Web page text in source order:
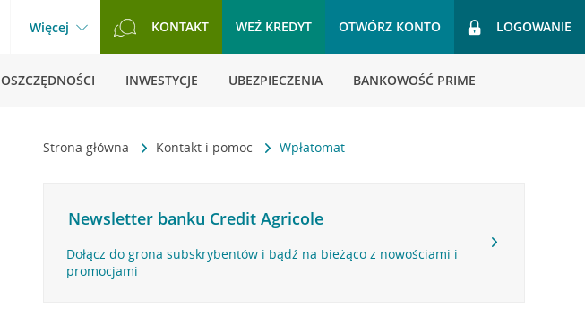
Więcej KONTAKT WEŹ KREDYT OTWÓRZ KONTO LOGOWANIE
OSZCZĘDNOŚCI INWESTYCJE UBEZPIECZENIA BANKOWOŚĆ PRIME
Strona główna Kontakt i pomoc Wpłatomat
Newsletter banku Credit Agricole
Dołącz do grona subskrybentów i bądź na bieżąco z nowościami i
promocjami